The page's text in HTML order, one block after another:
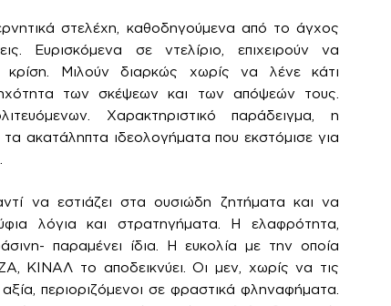
στελέχη, καθοδηγούμενα από το άγχος
Ευρισκόμενα σε ντελίριο, επιχειρούν να
κρίση. Μιλούν διαρκώς χωρίς να λένε κάτι
των σκέψεων και των απόψεών τους.
Χαρακτηριστικό παράδειγμα, η
τα ακατάληπτα ιδεολογήματα που εκστόμισε για
να εστιάζει στα ουσιώδη ζητήματα και να
λόγια και στρατηγήματα. Η ελαφρότητα,
παραμένει ίδια. Η ευκολία με την οποία
ΚΙΝΑΛ το αποδεικνύει. Οι μεν, χωρίς να τις
αξία, περιοριζόμενοι σε φραστικά φληναφήματα.